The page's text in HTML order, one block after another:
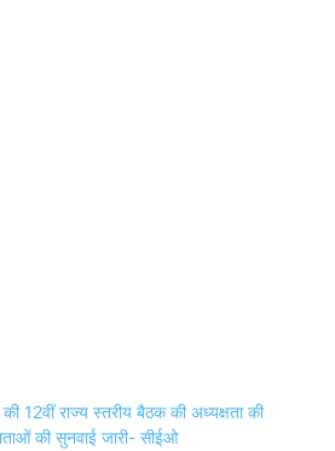
12वीं राज्य स्तरीय बैठक की अध्यक्षता की
की सुनवाई जारी- सीईओ